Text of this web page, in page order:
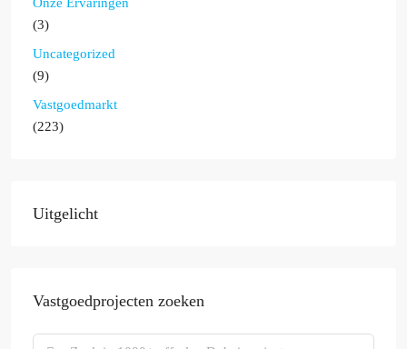
(3)
Uncategorized
(9)
Vastgoedmarkt
(223)
Uitgelicht
Vastgoedprojecten zoeken